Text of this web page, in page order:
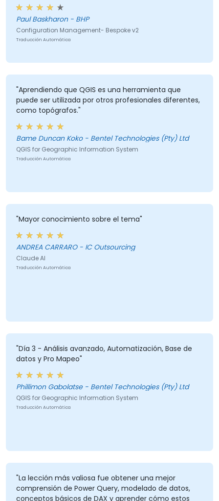
Paul Baskharon - BHP
Configuration Management- Bespoke v2
Traducción Automática
"Aprendiendo que QGIS es una herramienta que
puede ser utilizada por otros profesionales diferentes,
como topógrafos."
Bame Duncan Koko - Bentel Technologies (Pty) Ltd
QGIS for Geographic Information System
Traducción Automática
"Mayor conocimiento sobre el tema"
ANDREA CARRARO - IC Outsourcing
Claude AI
Traducción Automática
"Día 3 - Análisis avanzado, Automatización, Base de
datos y Pro Mapeo"
Phillimon Gabolatse - Bentel Technologies (Pty) Ltd
QGIS for Geographic Information System
Traducción Automática
"La lección más valiosa fue obtener una mejor
comprensión de Power Query, modelado de datos,
conceptos básicos de DAX y aprender cómo estos